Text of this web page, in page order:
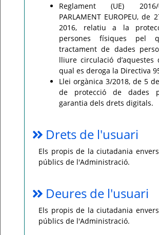
Reglament (UE)
PARLAMENT EUROPEU, de
2016, relatiu a la
persones físiques pel
tractament de dades
lliure circulació
qual es deroga la Directiva
Llei orgànica 3/2018, de 5
de protecció de dades
garantia dels drets digitals.
Drets de l'usuari
Els propis de la ciutadania
públics de l'Administració.
Deures de l'usuari
Els propis de la ciutadania
públics de l'Administració.